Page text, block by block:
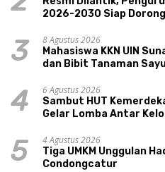
2026-2030 Siap
3
8 Agustus 2026
Mahasiswa KKN UIN
dan Bibit Tanaman
4
6 Agustus 2026
Sambut HUT
Gelar Lomba Antar
5
4 Agustus 2026
Tiga UMKM Unggulan
Condongcatur